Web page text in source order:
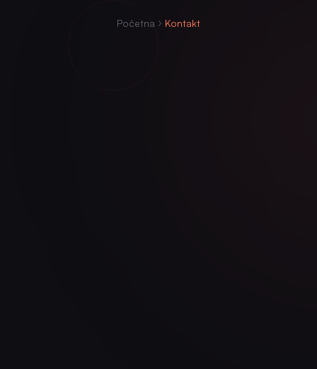
Početna Kontakt